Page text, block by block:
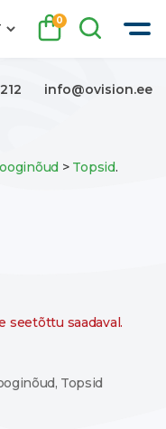
0
info@ovision.ee
> Topsid.
seetõttu saadaval.
, Topsid